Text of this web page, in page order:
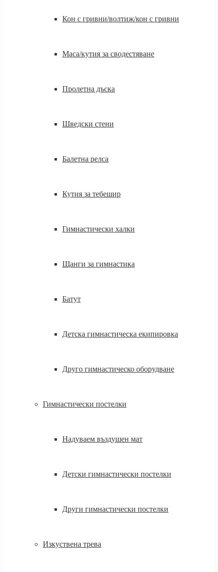
Кон с гривни/волтиж/кон с гривни
Маса/кутия за сводестяване
Пролетна дъска
Шведски стени
Балетна релса
Кутия за тебешир
Гимнастически халки
Щанги за гимнастика
Батут
Детска гимнастическа екипировка
Друго гимнастическо оборудване
Гимнастически постелки
Надуваем въздушен мат
Детски гимнастически постелки
Други гимнастически постелки
Изкуствена трева